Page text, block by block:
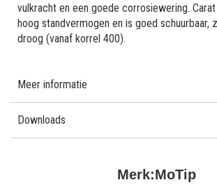
Merk:MoTip
vulkracht en een goede corrosiewering.
hoog standvermogen en is goed schuurbaar,
droog (vanaf korrel 400).
Meer informatie
Downloads